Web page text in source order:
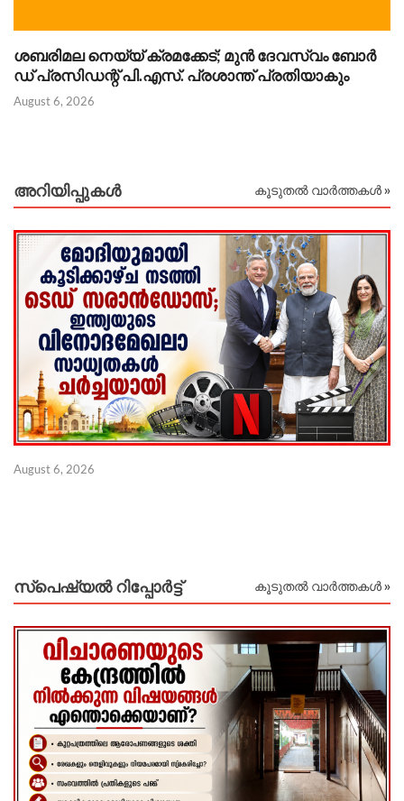
ശബരിമല നെയ്യ് ക്രമക്കേട്; മുൻ ദേവസ്വം ബോർ
ഡ് പ്രസിഡന്റ് പി.എസ്. പ്രശാന്ത് പ്രതിയാകും
August 6, 2026
അറിയിപ്പുകള്‍ കൂടുതൽ വാർത്തകൾ »
August 6, 2026
സ്പെഷ്യൽ റിപ്പോര്‍ട്ട് കൂടുതൽ വാർത്തകൾ »